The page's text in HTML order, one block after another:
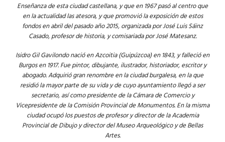
Enseñanza de esta ciudad castellana, y que en 1967 pasó al centro que
en la actualidad las atesora, y que promovió la exposición de estos
fondos en abril del pasado año 2015, organizada por José Luis Sáinz
Casado, profesor de historia, y comisariada por José Matesanz.
Isidro Gil Gavilondo nació en Azcoitia (Guipúzcoa) en 1843, y falleció en
Burgos en 1917. Fue pintor, dibujante, ilustrador, historiador, escritor y
abogado. Adquirió gran renombre en la ciudad burgalesa, en la que
residió la mayor parte de su vida y de cuyo ayuntamiento llegó a ser
secretario, así como presidente de la Cámara de Comercio y
Vicepresidente de la Comisión Provincial de Monumentos. En la misma
ciudad ocupó los puestos de profesor y director de la Academia
Provincial de Dibujo y director del Museo Arqueológico y de Bellas
Artes.